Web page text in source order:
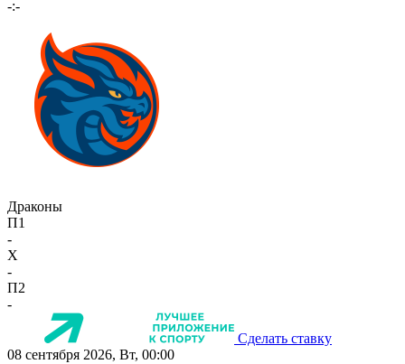
-:-
Драконы
П1
-
X
-
П2
-
Сделать ставку
08 сентября 2026, Вт, 00:00